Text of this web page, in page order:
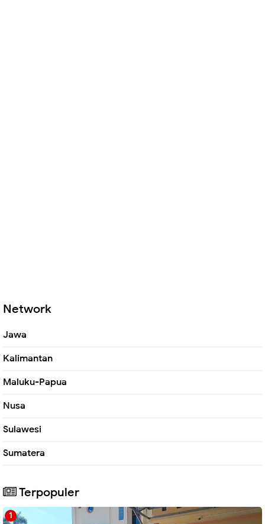
Network
Jawa
Kalimantan
Maluku-Papua
Nusa
Sulawesi
Sumatera
Terpopuler